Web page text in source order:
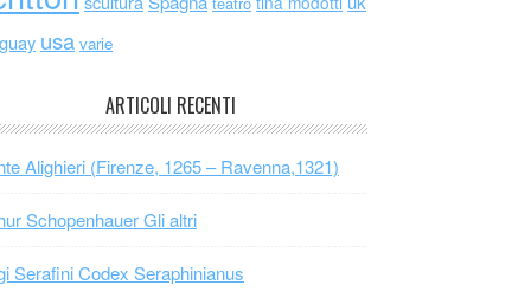
usa varie
ARTICOLI RECENTI
Alighieri (Firenze, 1265 – Ravenna,1321)
Schopenhauer Gli altri
Serafini Codex Seraphinianus